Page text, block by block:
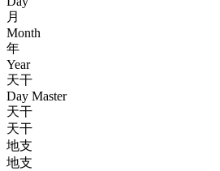
月
Month
年
Year
天干
Day Master
天干
天干
地支
地支